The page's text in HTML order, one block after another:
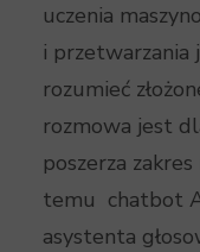
uczenia
i przetwarzania
rozumieć
rozmowa jest
poszerza
temu chatbot
asystenta